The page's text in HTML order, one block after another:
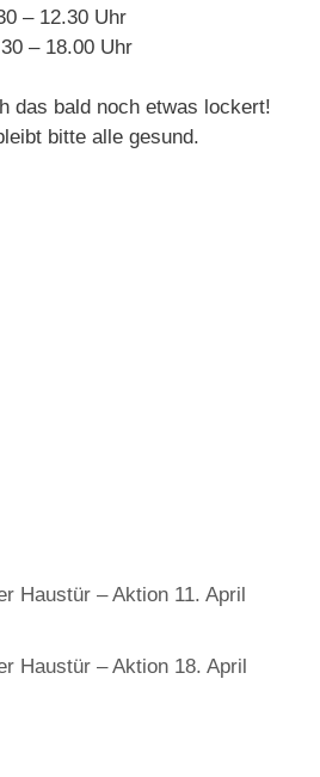
– 12.30 Uhr
– 18.00 Uhr
das bald noch etwas lockert!
bitte alle gesund.
Haustür – Aktion 11. April
Haustür – Aktion 18. April